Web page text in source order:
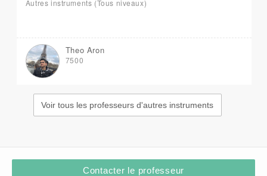
Contacter le professeur
Autres instruments (Tous niveaux)
Theo Aron
7500
Voir tous les professeurs d'autres instruments